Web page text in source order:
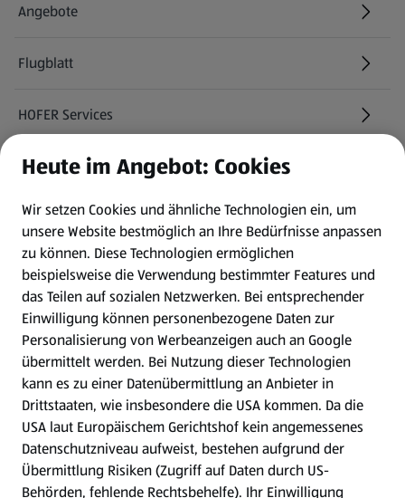
Angebote
Flugblatt
HOFER Services
Newsletter
WhatsApp
Gewinnspiele
Mein HOFER. Meine Einkäufe.
Meine Meinung. Mein HOFER.
Gutscheingroßbestellung
(öffnet in einem neuen Tab)
Folge uns hier:
Heute im Angebot: Cookies
Wir setzen Cookies und ähnliche Technologien ein, um
unsere Website bestmöglich an Ihre Bedürfnisse anpassen
zu können. Diese Technologien ermöglichen
beispielsweise die Verwendung bestimmter Features und
das Teilen auf sozialen Netzwerken. Bei entsprechender
Einwilligung können personenbezogene Daten zur
Personalisierung von Werbeanzeigen auch an Google
übermittelt werden. Bei Nutzung dieser Technologien
kann es zu einer Datenübermittlung an Anbieter in
Drittstaaten, wie insbesondere die USA kommen. Da die
USA laut Europäischem Gerichtshof kein angemessenes
Datenschutzniveau aufweist, bestehen aufgrund der
Übermittlung Risiken (Zugriff auf Daten durch US-
Behörden, fehlende Rechtsbehelfe). Ihr Einwilligung